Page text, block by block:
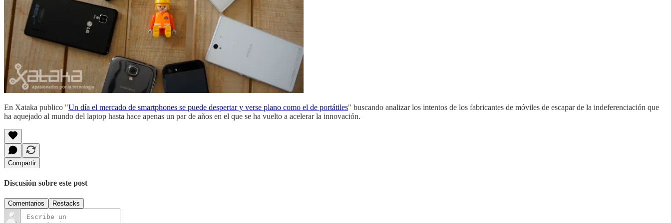
En Xataka publico "Un día el mercado de smartphones se puede despertar y verse plano como el de portátiles" buscando analizar los intentos de los fabricantes de móviles de escapar de la indeferenciación que
ha aquejado al mundo del laptop hasta hace apenas un par de años en el que se ha vuelto a acelerar la innovación.
Compartir
Discusión sobre este post
Comentarios Restacks